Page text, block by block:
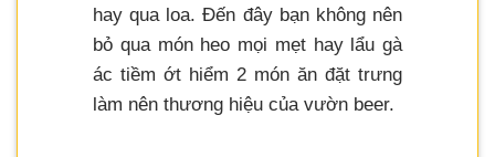
hay qua loa. Đến đây bạn không nên
bỏ qua món heo mọi mẹt hay lẩu gà
ác tiềm ớt hiểm 2 món ăn đặt trưng
làm nên thương hiệu của vườn beer.